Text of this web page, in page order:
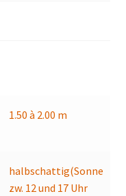
1.50 à 2.00 m
halbschattig(Sonne
zw. 12 und 17 Uhr